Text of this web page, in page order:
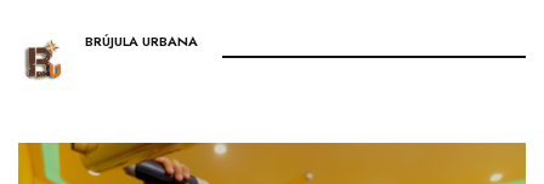
BRÚJULA URBANA